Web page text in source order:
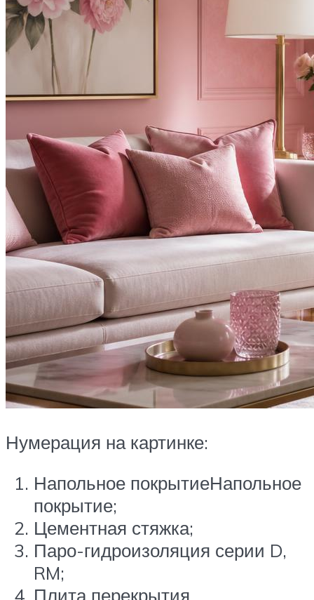
Нумерация на картинке:
Напольное покрытиеНапольное
покрытие;
Цементная стяжка;
Паро-гидроизоляция серии D,
RM;
Плита перекрытия.